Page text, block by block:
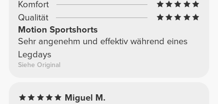
Komfort
Qualität
Motion Sportshorts
Sehr angenehm und effektiv während eines
Legdays
Siehe Original
Miguel M.